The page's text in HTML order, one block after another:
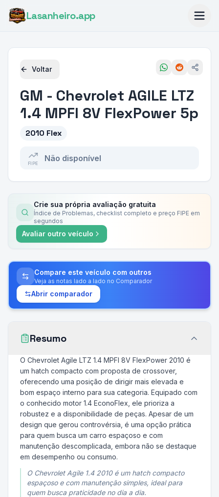
Lasanheiro.app
Voltar
GM - Chevrolet AGILE LTZ
1.4 MPFI 8V FlexPower 5p
2010 Flex
FIPE
Não disponível
Crie sua própria avaliação gratuita
Índice de Problemas, checklist completo e preço FIPE em
segundos
Avaliar outro veículo
Compare este veículo com outros
Veja as notas lado a lado no Comparador
Abrir comparador
Resumo
O Chevrolet Agile LTZ 1.4 MPFI 8V FlexPower 2010 é
um hatch compacto com proposta de crossover,
oferecendo uma posição de dirigir mais elevada e
bom espaço interno para sua categoria. Equipado com
o conhecido motor 1.4 EconoFlex, ele prioriza a
robustez e a disponibilidade de peças. Apesar de um
design que gerou controvérsia, é uma opção prática
para quem busca um carro espaçoso e com
manutenção descomplicada, embora não se destaque
em desempenho ou consumo.
O Chevrolet Agile 1.4 2010 é um hatch compacto
espaçoso e com manutenção simples, ideal para
quem busca praticidade no dia a dia.